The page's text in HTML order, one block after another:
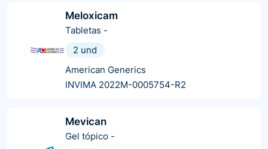
Meloxicam
Tabletas -
2 und
American Generics
INVIMA 2022M-0005754-R2
Mevican
Gel tópico -